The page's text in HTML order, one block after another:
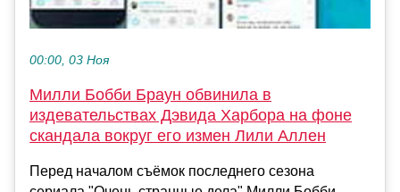
00:00, 03 Ноя
Милли Бобби Браун обвинила в
издевательствах Дэвида Харбора на фоне
скандала вокруг его измен Лили Аллен
Перед началом съёмок последнего сезона